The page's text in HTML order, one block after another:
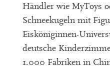
Händler wie MyToys
Schneekugeln mit
Eisköniginnen-
deutsche
1.000 Fabriken in